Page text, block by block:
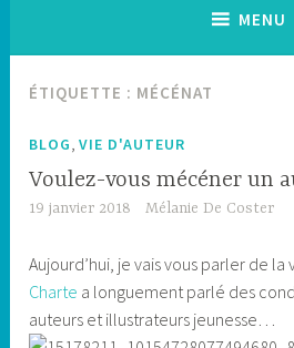
MENU
ÉTIQUETTE : MÉCÉNAT
BLOG,VIE D'AUTEUR
Voulez-vous mécéner un
19 janvier 2018 Mélanie De Coster
Aujourd’hui, je vais vous parler de la
Charte a longuement parlé des
auteurs et illustrateurs jeunesse…